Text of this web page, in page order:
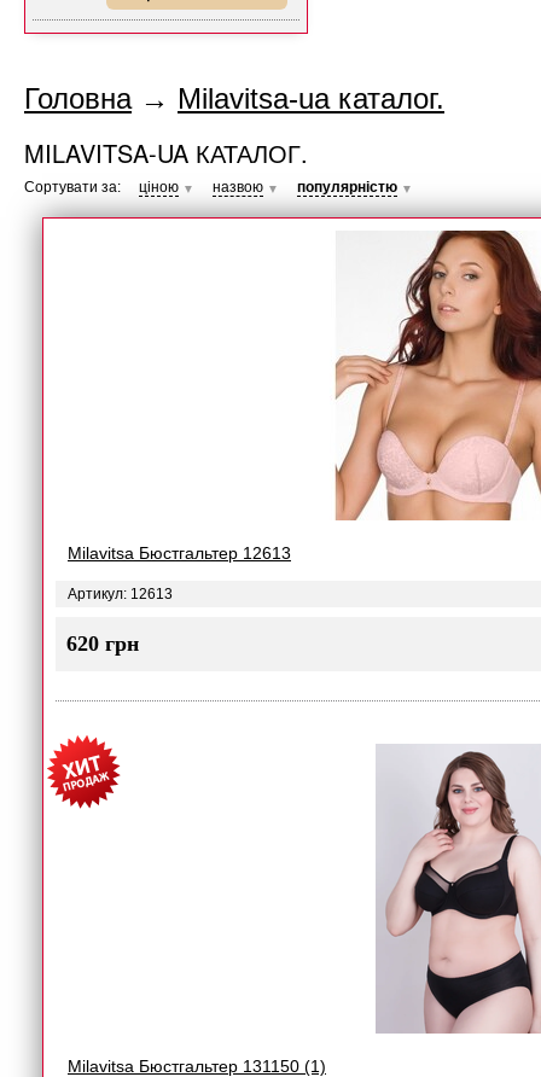
Головна→ Milavitsa-ua каталог.
MILAVITSA-UA КАТАЛОГ.
Сортувати за: ціною ▼ назвою ▼ популярністю ▼
Milavitsa Бюстгальтер 12613
Артикул: 12613
620 грн
Milavitsa Бюстгальтер 131150 (1)